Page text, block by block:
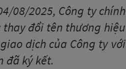
08/2025, Công ty chính
đổi tên thương hiệu
dịch của Công ty với
đã ký kết.